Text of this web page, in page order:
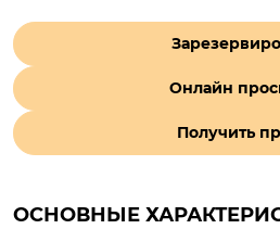
Онлайн
Получить
ОСНОВНЫЕ